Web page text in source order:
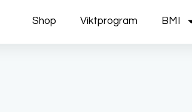
Shop Viktprogram BMI